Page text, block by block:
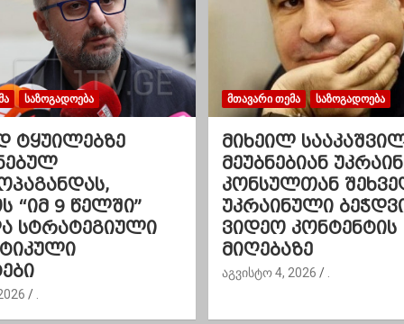
ᲡᲐᲖᲝᲒᲐᲓᲝᲔᲑᲐ
ტყუილებზე
“იმ 9 წელში”
სტრატეგიული
ᲛᲗᲐᲕᲐᲠᲘ ᲗᲔᲛᲐ ᲡᲐᲖᲝᲒᲐᲓᲝᲔᲑᲐ
მიხეილ
მეუბნებიან
კონსულთან
უკრაინული
ვიდეო კონტენტის
მიღებაზე
აგვისტო 4, 2026